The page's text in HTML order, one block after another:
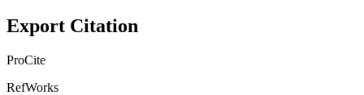
Export Citation
ProCite
RefWorks